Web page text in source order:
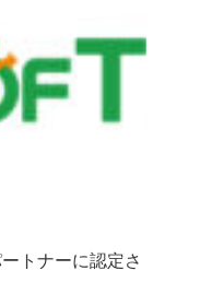
トナーに認定さ